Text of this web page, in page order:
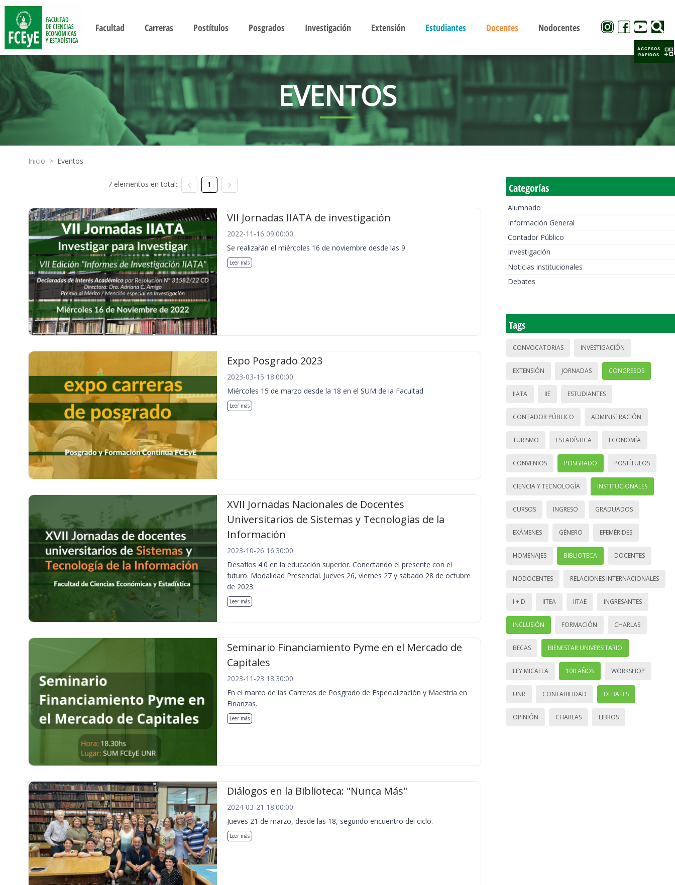
Facultad Carreras Postítulos Posgrados Investigación Extensión Estudiantes Docentes Nodocentes
EVENTOS
Inicio > Eventos
7 elementos en total: 1
VII Jornadas IIATA de investigación
2022-11-16 09:00:00
Se realizarán el miércoles 16 de noviembre desde las 9.
Leer más
Expo Posgrado 2023
2023-03-15 18:00:00
Miércoles 15 de marzo desde la 18 en el SUM de la Facultad
Leer más
XVII Jornadas Nacionales de Docentes
Universitarios de Sistemas y Tecnologías de la
Información
2023-10-26 16:30:00
Desafíos 4.0 en la educación superior. Conectando el presente con el
futuro. Modalidad Presencial. Jueves 26, viernes 27 y sábado 28 de octubre
de 2023.
Leer más
Seminario Financiamiento Pyme en el Mercado de
Capitales
2023-11-23 18:30:00
En el marco de las Carreras de Posgrado de Especialización y Maestría en
Finanzas.
Leer más
Diálogos en la Biblioteca: "Nunca Más"
2024-03-21 18:00:00
Jueves 21 de marzo, desde las 18, segundo encuentro del ciclo.
Leer más
Categorías
Alumnado
Información General
Contador Público
Investigación
Noticias institucionales
Debates
Tags
CONVOCATORIAS INVESTIGACIÓN
EXTENSIÓN JORNADAS CONGRESOS
IIATA IIE ESTUDIANTES
CONTADOR PÚBLICO ADMINISTRACIÓN
TURISMO ESTADÍSTICA ECONOMÍA
CONVENIOS POSGRADO POSTÍTULOS
CIENCIA Y TECNOLOGÍA INSTITUCIONALES
CURSOS INGRESO GRADUADOS
EXÁMENES GÉNERO EFEMÉRIDES
HOMENAJES BIBLIOTECA DOCENTES
NODOCENTES RELACIONES INTERNACIONALES
I + D IITEA IITAE INGRESANTES
INCLUSIÓN FORMACIÓN CHARLAS
BECAS BIENESTAR UNIVERSITARIO
LEY MICAELA 100 AÑOS WORKSHOP
UNR CONTABILIDAD DEBATES
OPINIÓN CHARLAS LIBROS
ACCESOS
RAPIDOS